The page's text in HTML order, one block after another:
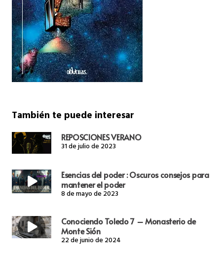
También te puede interesar
REPOSCIONES VERANO
31 de julio de 2023
Esencias del poder : Oscuros consejos para
mantener el poder
8 de mayo de 2023
Conociendo Toledo 7 – Monasterio de
Monte Sión
22 de junio de 2024